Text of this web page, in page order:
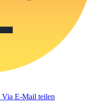
Via E-Mail teilen